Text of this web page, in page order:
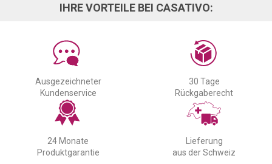
IHRE VORTEILE BEI CASATIVO:
Ausgezeichneter
Kundenservice
30 Tage
Rückgaberecht
24 Monate
Produktgarantie
Lieferung
aus der Schweiz